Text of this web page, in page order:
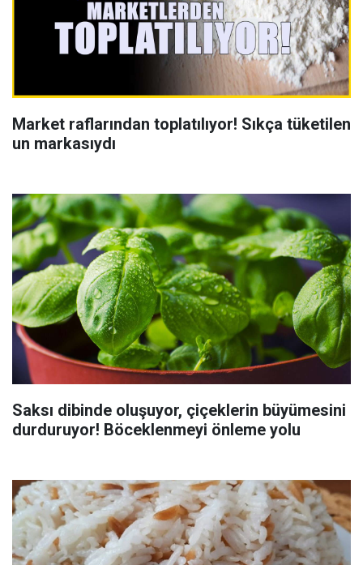
Market raflarından toplatılıyor! Sıkça tüketilen
un markasıydı
Saksı dibinde oluşuyor, çiçeklerin büyümesini
durduruyor! Böceklenmeyi önleme yolu